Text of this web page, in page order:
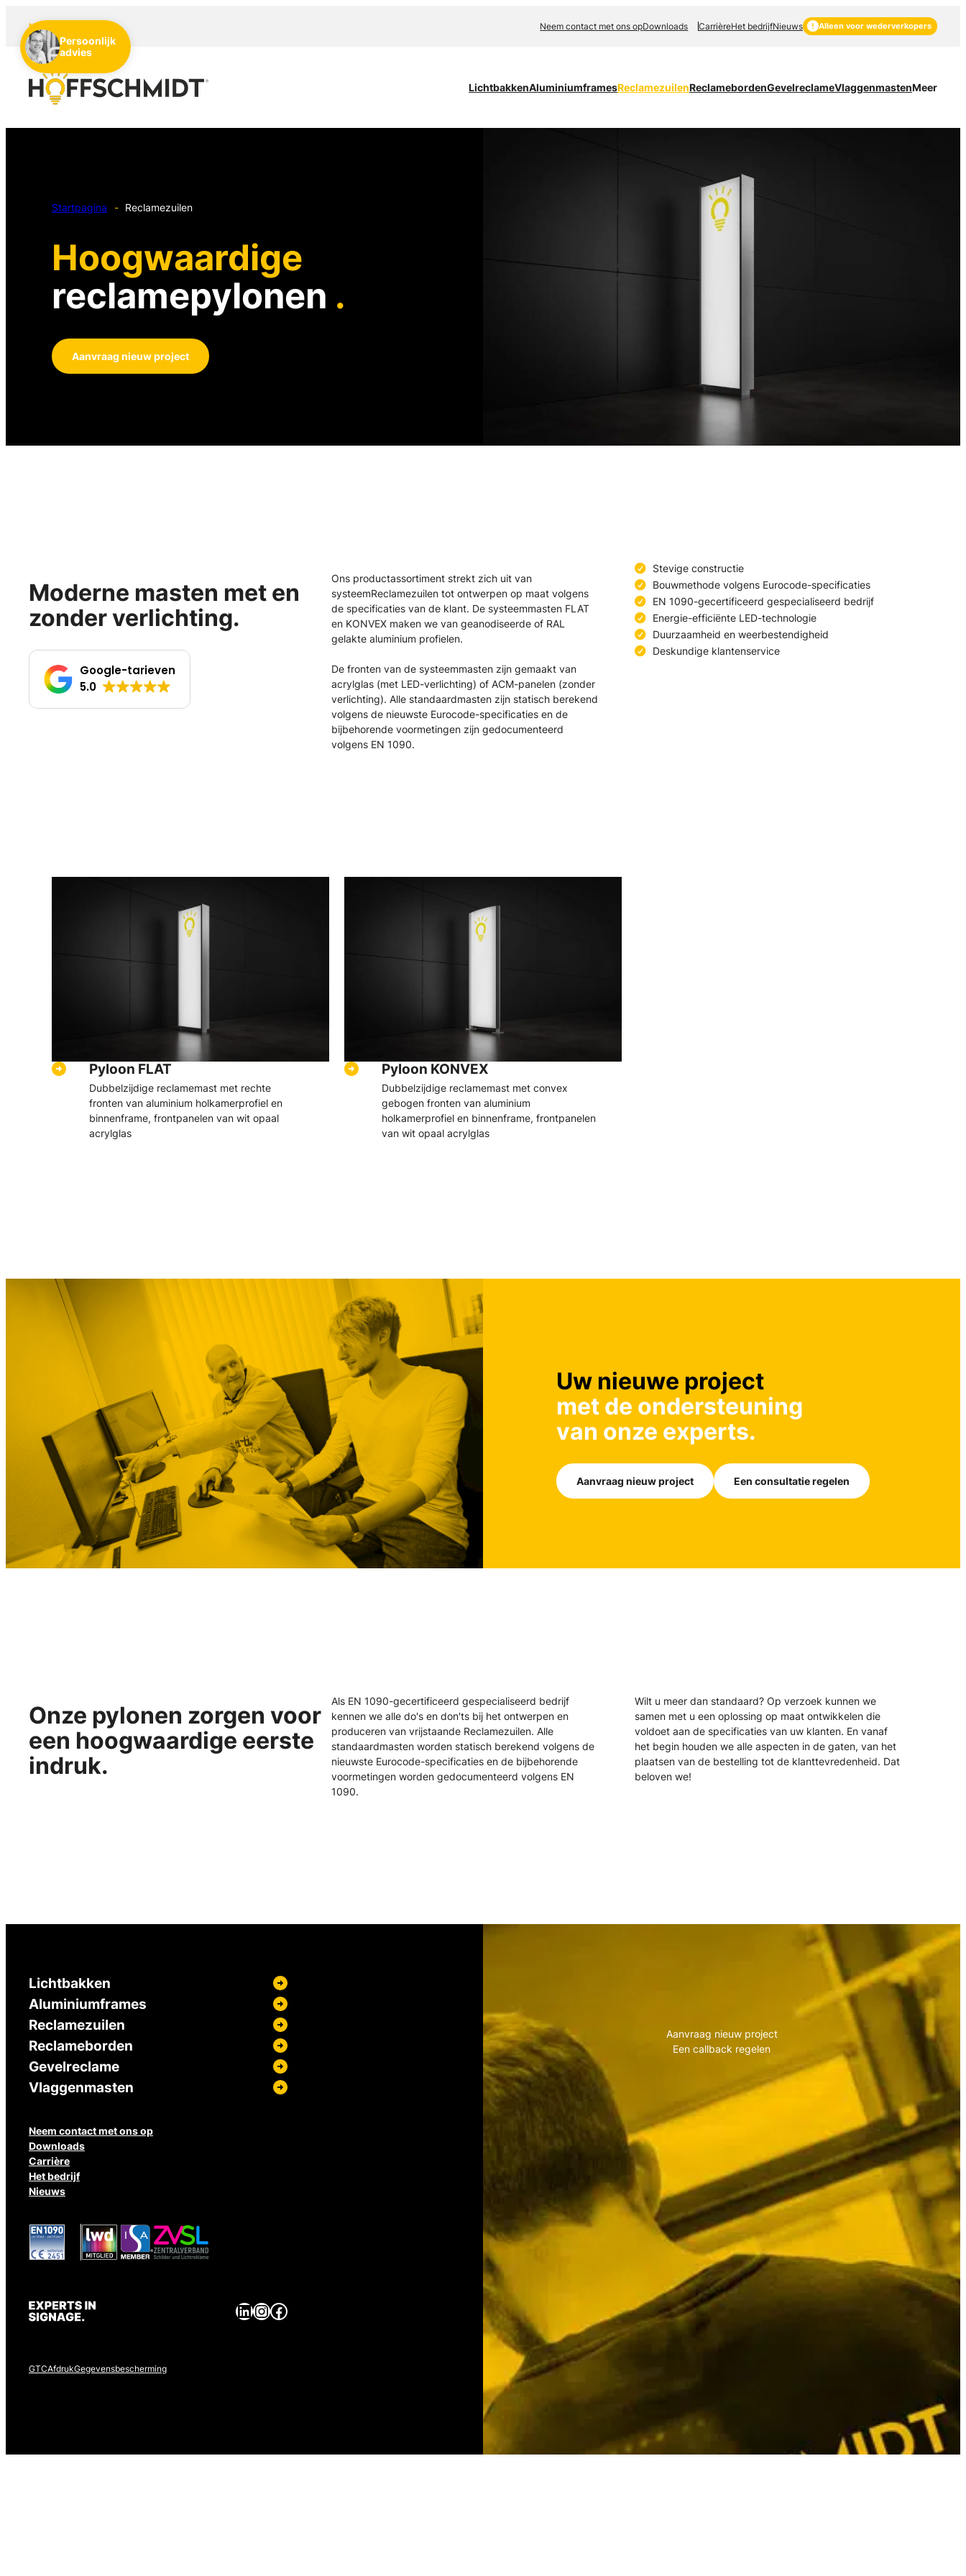
NL Neem contact met ons opDownloads CarrièreHet bedrijfNieuws Alleen voor wederverkopers
LichtbakkenAluminiumframesReclamezuilenReclamebordenGevelreclameVlaggenmastenMeer
Startpagina - Reclamezuilen
Hoogwaardige
reclamepylonen .
Aanvraag nieuw project
Moderne masten met en
zonder verlichting.
Google-tarieven
5.0
Ons productassortiment strekt zich uit van
systeemReclamezuilen tot ontwerpen op maat volgens
de specificaties van de klant. De systeemmasten FLAT
en KONVEX maken we van geanodiseerde of RAL
gelakte aluminium profielen.
De fronten van de systeemmasten zijn gemaakt van
acrylglas (met LED-verlichting) of ACM-panelen (zonder
verlichting). Alle standaardmasten zijn statisch berekend
volgens de nieuwste Eurocode-specificaties en de
bijbehorende voormetingen zijn gedocumenteerd
volgens EN 1090.
Stevige constructie
Bouwmethode volgens Eurocode-specificaties
EN 1090-gecertificeerd gespecialiseerd bedrijf
Energie-efficiënte LED-technologie
Duurzaamheid en weerbestendigheid
Deskundige klantenservice
Pyloon FLAT
Dubbelzijdige reclamemast met rechte
fronten van aluminium holkamerprofiel en
binnenframe, frontpanelen van wit opaal
acrylglas
Pyloon KONVEX
Dubbelzijdige reclamemast met convex
gebogen fronten van aluminium
holkamerprofiel en binnenframe, frontpanelen
van wit opaal acrylglas
Uw nieuwe project
met de ondersteuning
van onze experts.
Aanvraag nieuw project Een consultatie regelen
Onze pylonen zorgen voor
een hoogwaardige eerste
indruk.
Als EN 1090-gecertificeerd gespecialiseerd bedrijf
kennen we alle do's en don'ts bij het ontwerpen en
produceren van vrijstaande Reclamezuilen. Alle
standaardmasten worden statisch berekend volgens de
nieuwste Eurocode-specificaties en de bijbehorende
voormetingen worden gedocumenteerd volgens EN
1090.
Wilt u meer dan standaard? Op verzoek kunnen we
samen met u een oplossing op maat ontwikkelen die
voldoet aan de specificaties van uw klanten. En vanaf
het begin houden we alle aspecten in de gaten, van het
plaatsen van de bestelling tot de klanttevredenheid. Dat
beloven we!
Lichtbakken
Aluminiumframes
Reclamezuilen
Reclameborden
Gevelreclame
Vlaggenmasten
Neem contact met ons op
Downloads
Carrière
Het bedrijf
Nieuws
LinkedIn InstagramFacebook
GTCAfdrukGegevensbescherming
Aanvraag nieuw project
Een callback regelen
Persoonlijk
advies